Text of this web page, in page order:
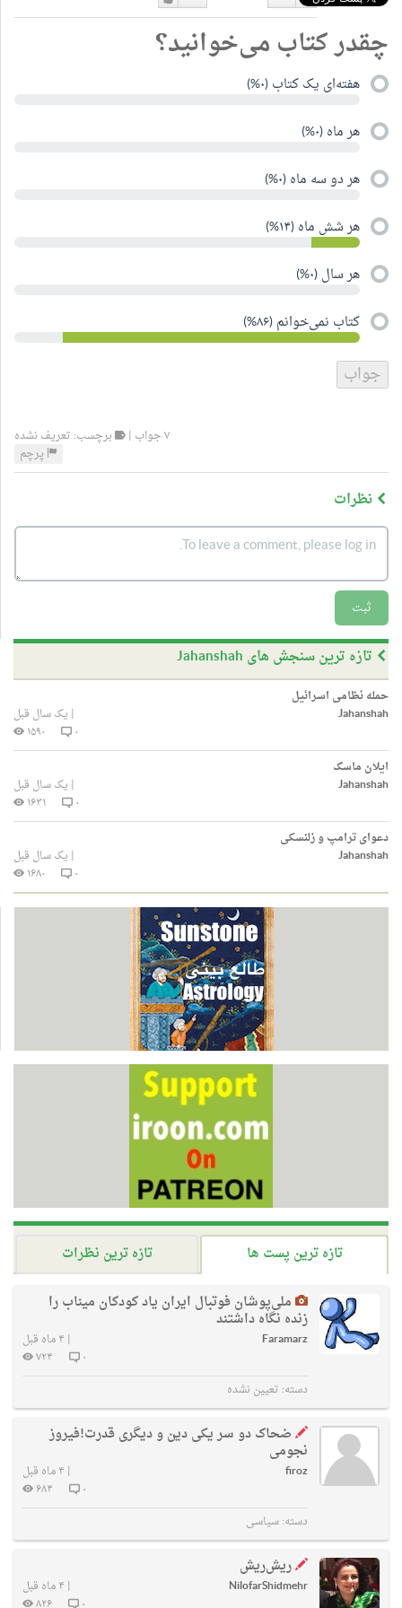
دوست
دارم
دوست
نداشتن
چقدر کتاب می‌خوانید؟
هفته‌ای یک کتاب (۰%)
هر ماه (۰%)
هر دو سه ماه (۰%)
هر شش ماه (۱۴%)
هر سال (۰%)
کتاب نمی‌خوانم (۸۶%)
۷ جواب |
برچسب: تعریف نشده
پرچم
نظرات
ثبت
تازه ترین سنجش های Jahanshah
حمله نظامی اسرائیل
Jahanshah
| یک سال قبل
۰
۱۵۹۰
ایلان ماسک
Jahanshah
| یک سال قبل
۰
۱۶۳۱
دعوای ترامپ و زلنسکی
Jahanshah
| یک سال قبل
۰
۱۶۸۰
تازه ترین پست ها
تازه ترین نظرات
ملی‌پوشان فوتبال ایران یاد کودکان میناب را
زنده نگاه داشتند
Faramarz
| ۴ ماه قبل
۰
۷۲۴
دسته: تعیین نشده
ضحاک دو سر یکی دین و دیگری قدرت!فیروز
نجومی
firoz
| ۴ ماه قبل
۰
۶۸۴
دسته:سیاسی
ریش‌ریش
NilofarShidmehr
| ۴ ماه قبل